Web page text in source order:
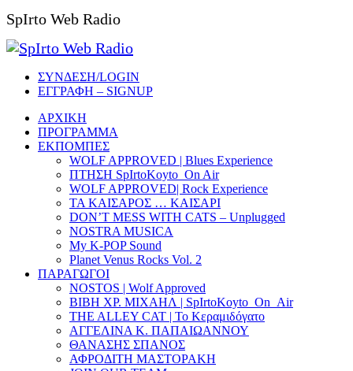
SpIrto Web Radio
ΣΥΝΔΕΣΗ/LOGIN
ΕΓΓΡΑΦΗ – SIGNUP
ΑΡΧΙΚΗ
ΠΡΟΓΡΑΜΜΑ
ΕΚΠΟΜΠΕΣ
WOLF APPROVED | Blues Experience
ΠΤΗΣΗ SpIrtoKoyto_On Air
WOLF APPROVED| Rock Experience
ΤΑ ΚΑΙΣΑΡΟΣ … ΚΑΙΣΑΡΙ
DON’T MESS WITH CATS – Unplugged
NOSTRA MUSICA
My K-POP Sound
Planet Venus Rocks Vol. 2
ΠΑΡΑΓΩΓΟΙ
NOSTOS | Wolf Approved
ΒΙΒΗ ΧΡ. ΜΙΧΑΗΛ | SpIrtoKoyto_On_Air
THE ALLEY CAT | Το Κεραμιδόγατο
ΑΓΓΕΛΙΝΑ Κ. ΠΑΠΑΙΩΑΝΝΟΥ
ΘΑΝΑΣΗΣ ΣΠΑΝΟΣ
ΑΦΡΟΔΙΤΗ ΜΑΣΤΟΡΑΚΗ